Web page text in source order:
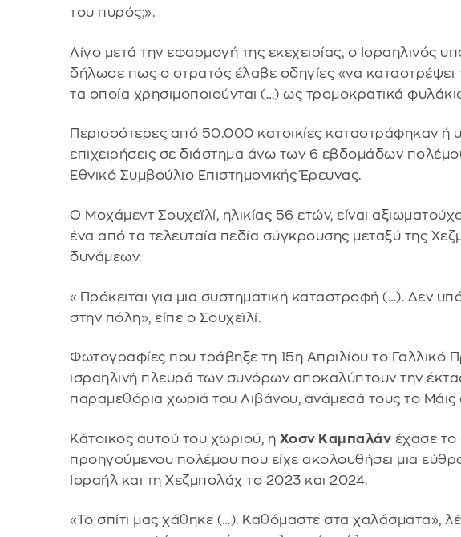
του πυρός;».
Λίγο μετά την εφαρμογή της εκεχειρίας, ο Ισραηλινός
δήλωσε πως ο στρατός έλαβε οδηγίες «να καταστρέψει
τα οποία χρησιμοποιούνται (…) ως τρομοκρατικά
Περισσότερες από 50.000 κατοικίες καταστράφηκαν ή
επιχειρήσεις σε διάστημα άνω των 6 εβδομάδων
Εθνικό Συμβούλιο Επιστημονικής Έρευνας.
Ο Μοχάμεντ Σουχεϊλί, ηλικίας 56 ετών, είναι
ένα από τα τελευταία πεδία σύγκρουσης μεταξύ της
δυνάμεων.
«Πρόκειται για μια συστηματική καταστροφή (…). Δεν
στην πόλη», είπε ο Σουχεϊλί.
Φωτογραφίες που τράβηξε τη 15η Απριλίου το Γαλλικό
ισραηλινή πλευρά των συνόρων αποκαλύπτουν την
παραμεθόρια χωριά του Λιβάνου, ανάμεσά τους το
Κάτοικος αυτού του χωριού, η Χοσν Καμπαλάν έχασε το
προηγούμενου πολέμου που είχε ακολουθήσει μια
Ισραήλ και τη Χεζμπολάχ το 2023 και 2024.
«Το σπίτι μας χάθηκε (…). Καθόμαστε στα χαλάσματα»,